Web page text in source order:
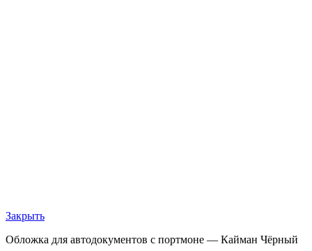
Закрыть
Обложка для автодокументов с портмоне — Кайман Чёрный